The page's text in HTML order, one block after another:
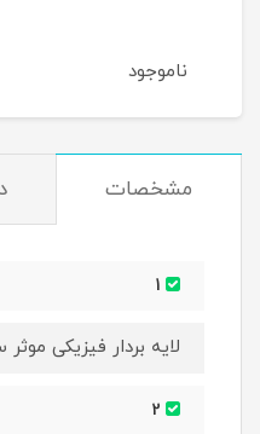
ناموجود
مشخصات
لایه بردار فیزیکی